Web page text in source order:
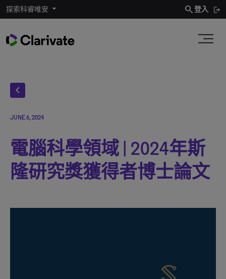
探索科睿唯安 search登入
chevron_left
JUNE 6, 2024
電腦科學領域 | 2024年斯
隆研究獎獲得者博士論文